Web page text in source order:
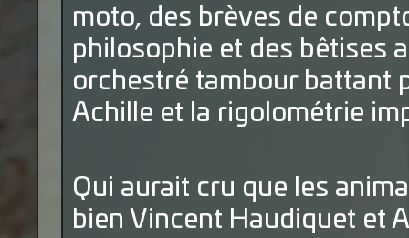
moto, des brèves de
philosophie et des bêtises
orchestré tambour battant
Achille et la rigolométrie
Qui aurait cru que les
bien Vincent Haudiquet et